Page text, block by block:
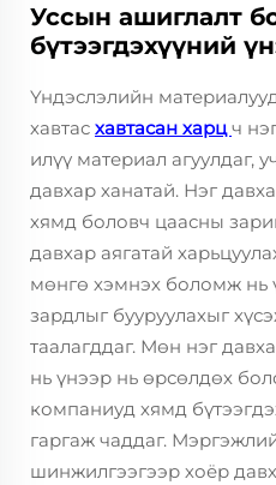
Уссын ашиглалт
бүтээгдэхүүний
Үндэслэлийн
хавтас хавтасан харцч
илүү материал агуулдаг,
давхар ханатай. Нэг
хямд боловч цаасны
давхар аягатай
мөнгө хэмнэх боломж нь
зардлыг бууруулахыг
таалагддаг. Мөн нэг
нь үнээр нь өрсөлдөх
компаниуд хямд
гаргаж чаддаг.
шинжилгээгээр хоёр